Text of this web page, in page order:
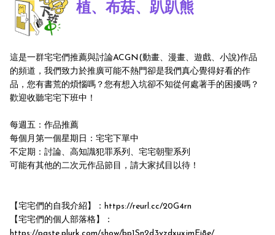
植、布菇、趴趴熊
這是一群宅宅們推薦與討論ACGN(動畫、漫畫、遊戲、小說)作品
的頻道，我們致力於推廣可能不熱門卻是我們真心覺得好看的作
品，您有書荒的煩惱嗎？您有想入坑卻不知從何處著手的困擾嗎？
歡迎收聽宅宅下班中！
每週五：作品推薦
每個月第一個星期日：宅宅下單中
不定期：討論、高知識犯罪系列、宅宅朝聖系列
可能有其他的二次元作品節目，請大家拭目以待！
【宅宅們的自我介紹】：https://reurl.cc/20G4rn
【宅宅們的個人部落格】：